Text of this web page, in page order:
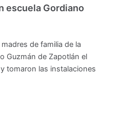
escuela Gordiano
de familia de la
Guzmán de Zapotlán el
tomaron las instalaciones